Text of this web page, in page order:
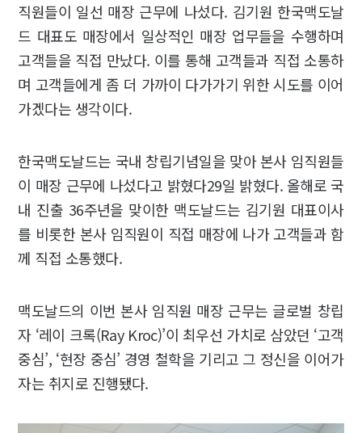
직원들이 일선 매장 근무에 나섰다. 김기원 한국맥도날
드 대표도 매장에서 일상적인 매장 업무들을 수행하며
고객들을 직접 만났다. 이를 통해 고객들과 직접 소통하
며 고객들에게 좀 더 가까이 다가가기 위한 시도를 이어
가겠다는 생각이다.
한국맥도날드는 국내 창립기념일을 맞아 본사 임직원들
이 매장 근무에 나섰다고 밝혔다29일 밝혔다. 올해로 국
내 진출 36주년을 맞이한 맥도날드는 김기원 대표이사
를 비롯한 본사 임직원이 직접 매장에 나가 고객들과 함
께 직접 소통했다.
맥도날드의 이번 본사 임직원 매장 근무는 글로벌 창립
자 ‘레이 크록(Ray Kroc)’이 최우선 가치로 삼았던 ‘고객
중심’, ‘현장 중심’ 경영 철학을 기리고 그 정신을 이어가
자는 취지로 진행됐다.